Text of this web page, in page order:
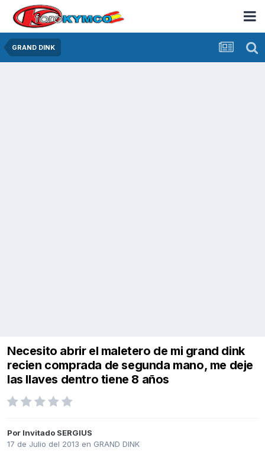
GRAND DINK
Necesito abrir el maletero de mi grand dink
recien comprada de segunda mano, me deje
las llaves dentro tiene 8 años
Por Invitado SERGIUS
17 de Julio del 2013 en GRAND DINK